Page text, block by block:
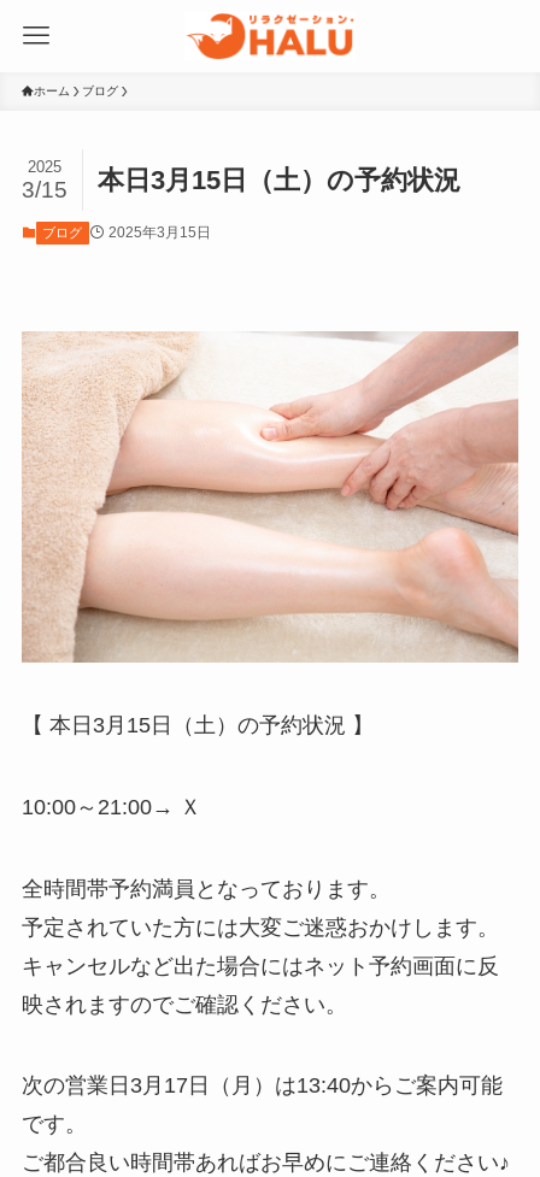
ホーム ブログ
本日3月15日（土）の予約状況
2025
3/15
ブログ 2025年3月15日
【 本日3月15日（土）の予約状況 】
10:00～21:00→ Ｘ
全時間帯予約満員となっております。
予定されていた方には大変ご迷惑おかけします。
キャンセルなど出た場合にはネット予約画面に反
映されますのでご確認ください。
次の営業日3月17日（月）は13:40からご案内可能
です。
ご都合良い時間帯あればお早めにご連絡ください♪